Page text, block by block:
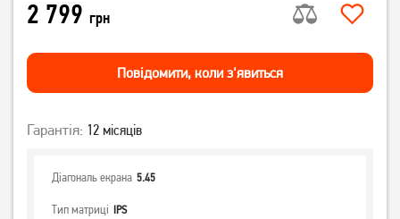
2 799 грн
Повiдомити, коли з'явиться
Гарантія: 12 місяців
Діагональ екрана 5.45
Тип матриці IPS